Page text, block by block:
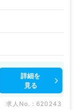
詳細を
見る
求人No. : 620243